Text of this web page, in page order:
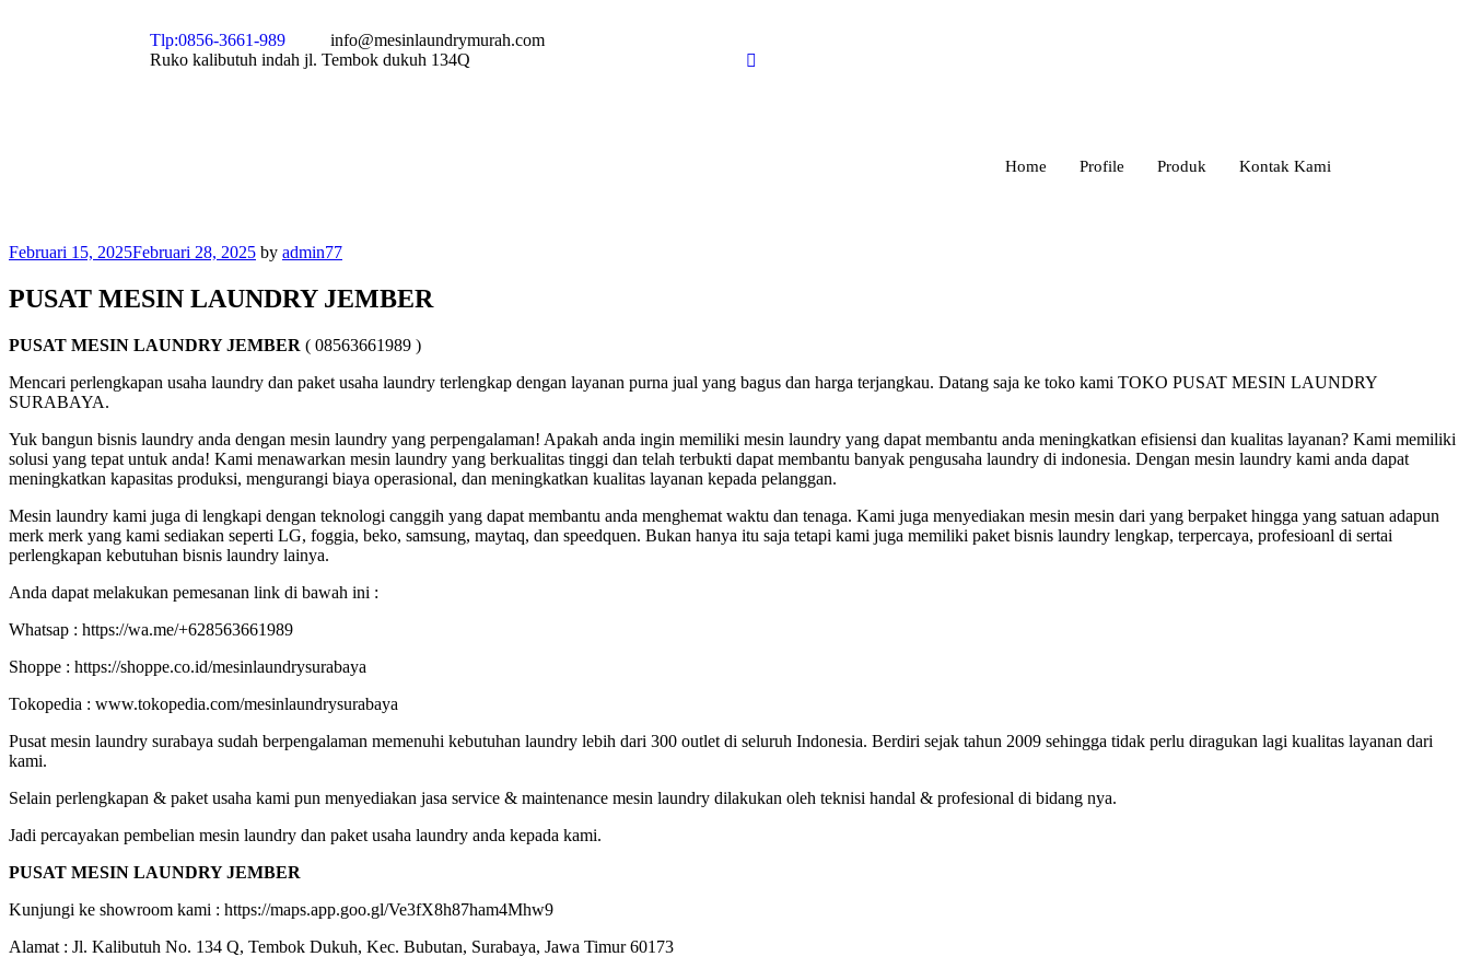
Tlp:0856-3661-989
info@mesinlaundrymurah.com
Ruko kalibutuh indah jl. Tembok dukuh 134Q
Home Profile Produk Kontak Kami
Februari 15, 2025Februari 28, 2025 by admin77
PUSAT MESIN LAUNDRY JEMBER
PUSAT MESIN LAUNDRY JEMBER ( 08563661989 )
Mencari perlengkapan usaha laundry dan paket usaha laundry terlengkap dengan layanan purna jual yang bagus dan harga terjangkau. Datang saja ke toko kami TOKO PUSAT MESIN LAUNDRY
SURABAYA.
Yuk bangun bisnis laundry anda dengan mesin laundry yang perpengalaman! Apakah anda ingin memiliki mesin laundry yang dapat membantu anda meningkatkan efisiensi dan kualitas layanan? Kami memiliki
solusi yang tepat untuk anda! Kami menawarkan mesin laundry yang berkualitas tinggi dan telah terbukti dapat membantu banyak pengusaha laundry di indonesia. Dengan mesin laundry kami anda dapat
meningkatkan kapasitas produksi, mengurangi biaya operasional, dan meningkatkan kualitas layanan kepada pelanggan.
Mesin laundry kami juga di lengkapi dengan teknologi canggih yang dapat membantu anda menghemat waktu dan tenaga. Kami juga menyediakan mesin mesin dari yang berpaket hingga yang satuan adapun
merk merk yang kami sediakan seperti LG, foggia, beko, samsung, maytaq, dan speedquen. Bukan hanya itu saja tetapi kami juga memiliki paket bisnis laundry lengkap, terpercaya, profesioanl di sertai
perlengkapan kebutuhan bisnis laundry lainya.
Anda dapat melakukan pemesanan link di bawah ini :
Whatsap : https://wa.me/+628563661989
Shoppe : https://shoppe.co.id/mesinlaundrysurabaya
Tokopedia : www.tokopedia.com/mesinlaundrysurabaya
Pusat mesin laundry surabaya sudah berpengalaman memenuhi kebutuhan laundry lebih dari 300 outlet di seluruh Indonesia. Berdiri sejak tahun 2009 sehingga tidak perlu diragukan lagi kualitas layanan dari
kami.
Selain perlengkapan & paket usaha kami pun menyediakan jasa service & maintenance mesin laundry dilakukan oleh teknisi handal & profesional di bidang nya.
Jadi percayakan pembelian mesin laundry dan paket usaha laundry anda kepada kami.
PUSAT MESIN LAUNDRY JEMBER
Kunjungi ke showroom kami : https://maps.app.goo.gl/Ve3fX8h87ham4Mhw9
Alamat : Jl. Kalibutuh No. 134 Q, Tembok Dukuh, Kec. Bubutan, Surabaya, Jawa Timur 60173